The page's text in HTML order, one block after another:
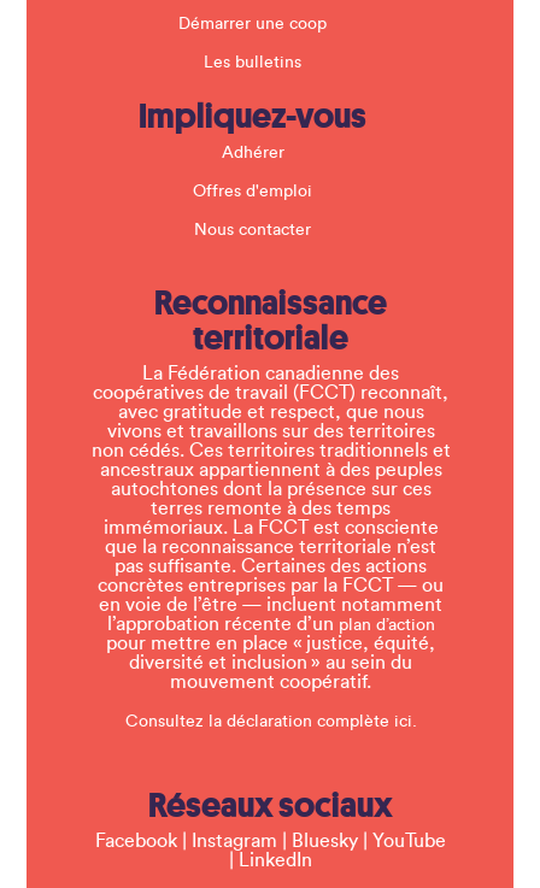
Démarrer une coop
Les bulletins
Impliquez-vous
Adhérer
Offres d'emploi
Nous contacter
Reconnaissance
territoriale
La Fédération canadienne des
coopératives de travail (FCCT) reconnaît,
avec gratitude et respect, que nous
vivons et travaillons sur des territoires
non cédés. Ces territoires traditionnels et
ancestraux appartiennent à des peuples
autochtones dont la présence sur ces
terres remonte à des temps
immémoriaux. La FCCT est consciente
que la reconnaissance territoriale n’est
pas suffisante. Certaines des actions
concrètes entreprises par la FCCT — ou
en voie de l’être — incluent notamment
l’approbation récente d’un plan d’action
pour mettre en place « justice, équité,
diversité et inclusion » au sein du
mouvement coopératif.
Consultez la déclaration complète ici.
Réseaux sociaux
Facebook| Instagram Bluesky| YouTube
LinkedIn